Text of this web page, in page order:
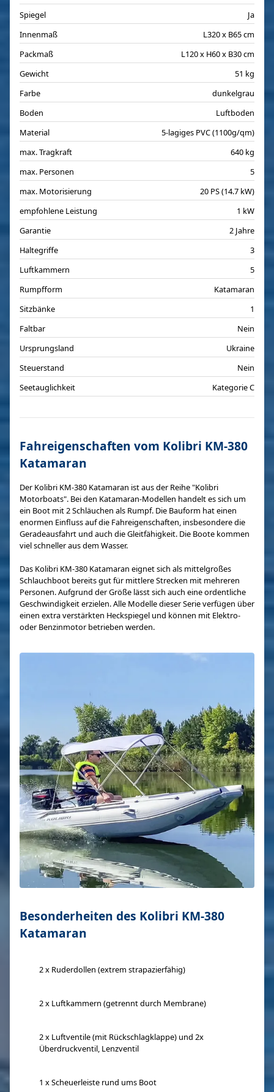
Spiegel
Ja
Innenmaß
L320 x B65 cm
Packmaß
L120 x H60 x B30 cm
Gewicht
51 kg
Farbe
dunkelgrau
Boden
Luftboden
Material
5-lagiges PVC (1100g/qm)
max. Tragkraft
640 kg
max. Personen
5
max. Motorisierung
20 PS (14.7 kW)
empfohlene Leistung
1 kW
Garantie
2 Jahre
Haltegriffe
3
Luftkammern
5
Rumpfform
Katamaran
Sitzbänke
1
Faltbar
Nein
Ursprungsland
Ukraine
Steuerstand
Nein
Seetauglichkeit
Kategorie C
Fahreigenschaften vom Kolibri KM-380
Katamaran
Der Kolibri KM-380 Katamaran ist aus der Reihe "Kolibri
Motorboats". Bei den Katamaran-Modellen handelt es sich um
ein Boot mit 2 Schläuchen als Rumpf. Die Bauform hat einen
enormen Einfluss auf die Fahreigenschaften, insbesondere die
Geradeausfahrt und auch die Gleitfähigkeit. Die Boote kommen
viel schneller aus dem Wasser.
Das Kolibri KM-380 Katamaran eignet sich als mittelgroßes
Schlauchboot bereits gut für mittlere Strecken mit mehreren
Personen. Aufgrund der Größe lässt sich auch eine ordentliche
Geschwindigkeit erzielen. Alle Modelle dieser Serie verfügen über
einen extra verstärkten Heckspiegel und können mit Elektro-
oder Benzinmotor betrieben werden.
Besonderheiten des Kolibri KM-380
Katamaran
2 x Ruderdollen (extrem strapazierfähig)
2 x Luftkammern (getrennt durch Membrane)
2 x Luftventile (mit Rückschlagklappe) und 2x
Überdruckventil, Lenzventil
1 x Scheuerleiste rund ums Boot